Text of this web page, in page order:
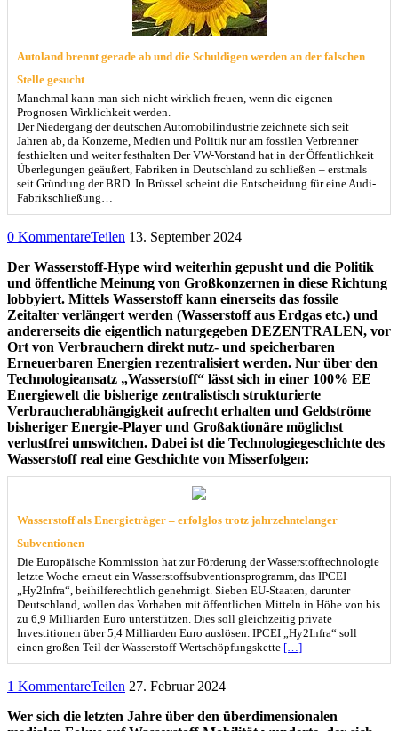
Autoland brennt gerade ab und die Schuldigen werden an der falschen
Stelle gesucht
Manchmal kann man sich nicht wirklich freuen, wenn die eigenen
Prognosen Wirklichkeit werden.
Der Niedergang der deutschen Automobilindustrie zeichnete sich seit
Jahren ab, da Konzerne, Medien und Politik nur am fossilen Verbrenner
festhielten und weiter festhalten Der VW-Vorstand hat in der Öffentlichkeit
Überlegungen geäußert, Fabriken in Deutschland zu schließen – erstmals
seit Gründung der BRD. In Brüssel scheint die Entscheidung für eine Audi-
Fabrikschließung…
0 KommentareTeilen 13. September 2024
Der Wasserstoff-Hype wird weiterhin gepusht und die Politik
und öffentliche Meinung von Großkonzernen in diese Richtung
lobbyiert. Mittels Wasserstoff kann einerseits das fossile
Zeitalter verlängert werden (Wasserstoff aus Erdgas etc.) und
andererseits die eigentlich naturgegeben DEZENTRALEN, vor
Ort von Verbrauchern direkt nutz- und speicherbaren
Erneuerbaren Energien rezentralisiert werden. Nur über den
Technologieansatz „Wasserstoff“ lässt sich in einer 100% EE
Energiewelt die bisherige zentralistisch strukturierte
Verbraucherabhängigkeit aufrecht erhalten und Geldströme
bisheriger Energie-Player und Großaktionäre möglichst
verlustfrei umswitchen. Dabei ist die Technologiegeschichte des
Wasserstoff real eine Geschichte von Misserfolgen:
Wasserstoff als Energieträger – erfolglos trotz jahrzehntelanger
Subventionen
Die Europäische Kommission hat zur Förderung der Wasserstofftechnologie
letzte Woche erneut ein Wasserstoffsubventionsprogramm, das IPCEI
„Hy2Infra“, beihilferechtlich genehmigt. Sieben EU-Staaten, darunter
Deutschland, wollen das Vorhaben mit öffentlichen Mitteln in Höhe von bis
zu 6,9 Milliarden Euro unterstützen. Dies soll gleichzeitig private
Investitionen über 5,4 Milliarden Euro auslösen. IPCEI „Hy2Infra“ soll
einen großen Teil der Wasserstoff-Wertschöpfungskette […]
1 KommentareTeilen 27. Februar 2024
Wer sich die letzten Jahre über den überdimensionalen